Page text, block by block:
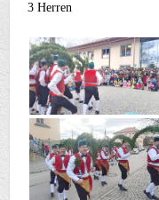
3 Herren